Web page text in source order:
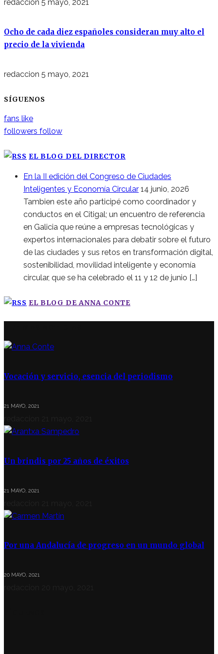
redaccion 5 mayo, 2021
Ocho de cada diez españoles consideran muy alto el
precio de la vivienda
redaccion 5 mayo, 2021
SÍGUENOS
fans like
followers follow
EL BLOG DEL DIRECTOR
En la II edición del Congreso de Ciudades
Inteligentes y Economía Circular 14 junio, 2026
Tambien este año participé como coordinador y
conductos en el Citigal; un encuentro de referencia
en Galicia que reúne a empresas tecnológicas y
expertos internacionales para debatir sobre el futuro
de las ciudades y sus retos en transformación digital,
sostenibilidad, movilidad inteligente y economía
circular, que se ha celebrado el 11 y 12 de junio […]
EL BLOG DE ANNA CONTE
Vocación y servicio, esencia del periodismo
21 MAYO, 2021
Un brindis por 25 años de éxitos
21 MAYO, 2021
Por una Andalucía de progreso en un mundo global
20 MAYO, 2021